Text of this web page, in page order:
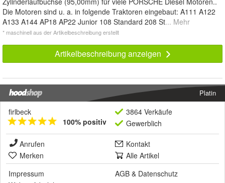
Die Motoren sind u. a. in folgende Traktoren eingebaut: A111 A122
A133 A144 AP18 AP22 Junior 108 Standard 208 St... Mehr
* maschinell aus der Artikelbeschreibung erstellt
Artikelbeschreibung anzeigen
Platin
firlbeck
100% positiv
3864 Verkäufe
Gewerblich
Anrufen
Kontakt
Merken
Alle Artikel
Impressum
AGB & Datenschutz